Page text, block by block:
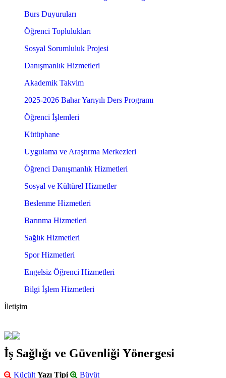
Burs Duyuruları
Öğrenci Toplulukları
Sosyal Sorumluluk Projesi
Danışmanlık Hizmetleri
Akademik Takvim
2025-2026 Bahar Yarıyılı Ders Programı
Öğrenci İşlemleri
Kütüphane
Uygulama ve Araştırma Merkezleri
Öğrenci Danışmanlık Hizmetleri
Sosyal ve Kültürel Hizmetler
Beslenme Hizmetleri
Barınma Hizmetleri
Sağlık Hizmetleri
Spor Hizmetleri
Engelsiz Öğrenci Hizmetleri
Bilgi İşlem Hizmetleri
İletişim
İş Sağlığı ve Güvenliği Yönergesi
Küçült Yazı Tipi Büyüt